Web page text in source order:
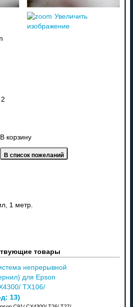
Увеличить
изображение
2
В корзину
1 метр.
товары
непрерывной
для Epson
TX106/
13)